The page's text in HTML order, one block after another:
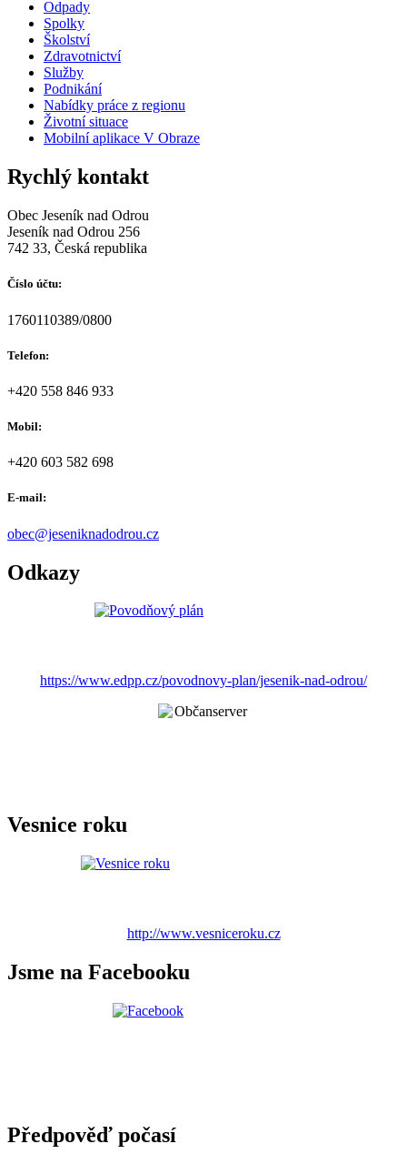
Odpady
Spolky
Školství
Zdravotnictví
Služby
Podnikání
Nabídky práce z regionu
Životní situace
Mobilní aplikace V Obraze
Rychlý kontakt
Obec Jeseník nad Odrou
Jeseník nad Odrou 256
742 33, Česká republika
Číslo účtu:
1760110389/0800
Telefon:
+420 558 846 933
Mobil:
+420 603 582 698
E-mail:
obec@jeseniknadodrou.cz
Odkazy
https://www.edpp.cz/povodnovy-plan/jesenik-nad-odrou/
Vesnice roku
http://www.vesniceroku.cz
Jsme na Facebooku
Předpověď počasí